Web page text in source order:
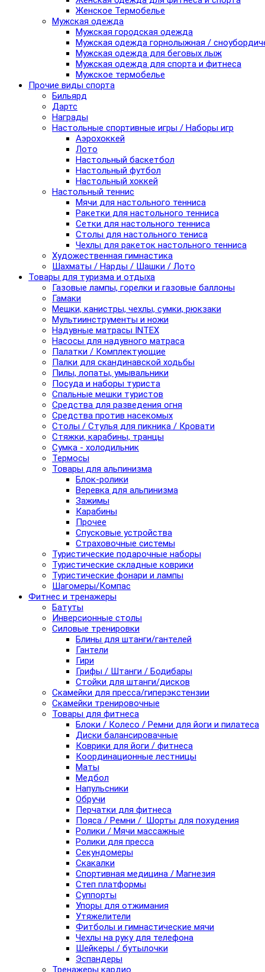
Женское Термобелье
Мужская одежда
Мужская городская одежда
Мужская одежда горнолыжная /
Мужская одежда для беговых лыж
Мужская одежда для спорта и фитнеса
Мужское термобелье
Прочие виды спорта
Бильярд
Дартс
Награды
Настольные спортивные игры / Наборы игр
Аэрохоккей
Лото
Настольный баскетбол
Настольный футбол
Настольный хоккей
Настольный теннис
Мячи для настольного тенниса
Ракетки для настольного тенниса
Сетки для настольного тенниса
Столы для настольного тениса
Чехлы для ракеток настольного тенниса
Художественная гимнастика
Шахматы / Нарды / Шашки / Лото
Товары для туризма и отдыха
Газовые лампы, горелки и газовые баллоны
Гамаки
Мешки, канистры, чехлы, сумки, рюкзаки
Мультиинструменты и ножи
Надувные матрасы INTEX
Насосы для надувного матраса
Палатки / Комплектующие
Палки для скандинавской ходьбы
Пилы, лопаты, умывальники
Посуда и наборы туриста
Спальные мешки туристов
Средства для разведения огня
Средства против насекомых
Столы / Стулья для пикника / Кровати
Стяжки, карабины, транцы
Сумка - холодильник
Термосы
Товары для альпинизма
Блок-ролики
Веревка для альпинизма
Зажимы
Карабины
Прочее
Спусковые устройства
Страховочные системы
Туристические подарочные наборы
Туристические складные коврики
Туристические фонари и лампы
Шагомеры/Компас
Фитнес и тренажеры
Батуты
Инверсионные столы
Силовые тренировки
Блины для штанги/гантелей
Гантели
Гири
Грифы / Штанги / Бодибары
Стойки для штанги/дисков
Скамейки для пресса/гиперэкстензии
Скамейки тренировочные
Товары для фитнеса
Блоки / Колесо / Ремни для йоги и пилатеса
Диски балансировачные
Коврики для йоги / фитнеса
Координационные лестницы
Маты
Медбол
Напульсники
Обручи
Перчатки для фитнеса
Пояса / Ремни / Шорты для похудения
Ролики / Мячи массажные
Ролики для пресса
Секундомеры
Скакалки
Спортивная медицина / Магнезия
Степ платформы
Суппорты
Упоры для отжимания
Утяжелители
Фитболы и гимнастические мячи
Чехлы на руку для телефона
Шейкеры / бутылочки
Эспандеры
Тренажеры кардио